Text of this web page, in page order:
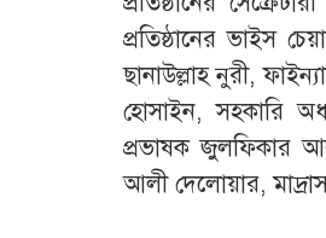
প্রতিষ্ঠানের ভাইস
ছানাউল্লাহ নুরী,
হোসাইন, সহকারি
প্রভাষক জুলফিকার
আলী দেলোয়ার,